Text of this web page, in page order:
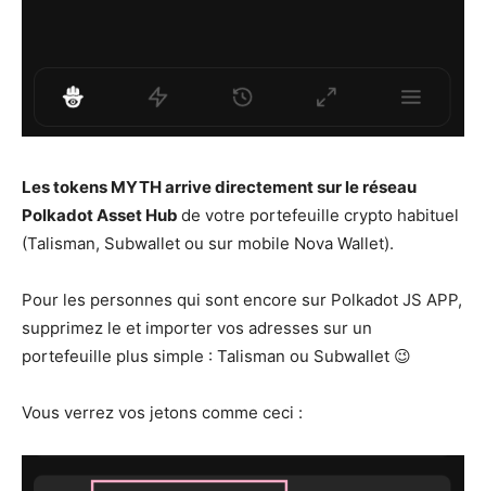
Les tokens MYTH arrive directement sur le réseau
Polkadot Asset Hub de votre portefeuille crypto habituel
(Talisman, Subwallet ou sur mobile Nova Wallet).
Pour les personnes qui sont encore sur Polkadot JS APP,
supprimez le et importer vos adresses sur un
portefeuille plus simple : Talisman ou Subwallet 😉
Vous verrez vos jetons comme ceci :